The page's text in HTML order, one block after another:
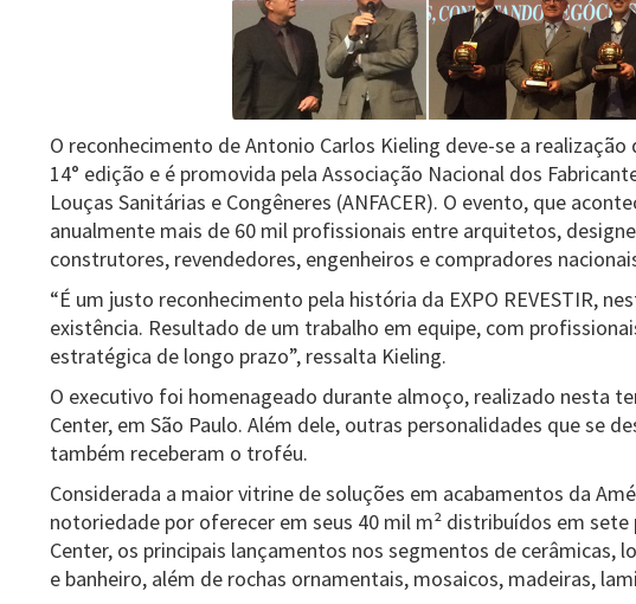
O reconhecimento de Antonio Carlos Kieling deve-se a realização
14° edição e é promovida pela Associação Nacional dos
Louças Sanitárias e Congêneres (ANFACER). O evento, que
anualmente mais de 60 mil profissionais entre arquitetos,
construtores, revendedores, engenheiros e compradores
“É um justo reconhecimento pela história da EXPO REVESTIR,
existência. Resultado de um trabalho em equipe, com
estratégica de longo prazo”, ressalta Kieling.
O executivo foi homenageado durante almoço, realizado nesta
Center, em São Paulo. Além dele, outras personalidades que se
também receberam o troféu.
Considerada a maior vitrine de soluções em acabamentos da
notoriedade por oferecer em seus 40 mil m² distribuídos em sete
Center, os principais lançamentos nos segmentos de cerâmicas,
e banheiro, além de rochas ornamentais, mosaicos, madeiras,